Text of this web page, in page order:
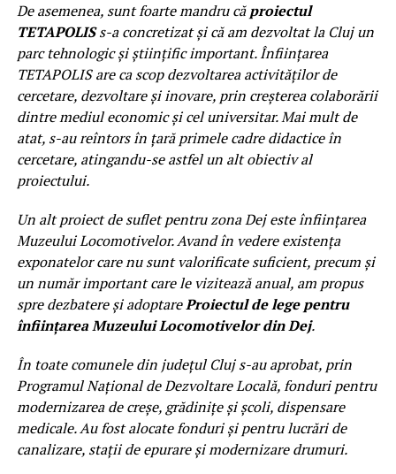
De asemenea, sunt foarte mandru căproiectul
TETAPOLISs-a concretizat și că am dezvoltat la Cluj un
parc tehnologic și științific important. Înfiinţarea
TETAPOLIS are ca scop dezvoltarea activităţilor de
cercetare, dezvoltare şi inovare, prin creșterea colaborării
dintre mediul economic și cel universitar. Mai mult de
atat, s-au reîntors în țară primele cadre didactice în
cercetare, atingandu-se astfel un alt obiectiv al
proiectului.
Un alt proiect de suflet pentru zona Dej este înființarea
Muzeului Locomotivelor. Avand în vedere existența
exponatelor care nu sunt valorificate suficient, precum și
un număr important care le vizitează anual, am propus
spre dezbatere şi adoptareProiectul de lege pentru
înfiinţarea Muzeului Locomotivelor din Dej.
În toate comunele din județul Cluj s-au aprobat, prin
Programul Național de Dezvoltare Locală, fonduri pentru
modernizarea de creșe, grădinițe și școli, dispensare
medicale. Au fost alocate fonduri și pentru lucrări de
canalizare, stații de epurare și modernizare drumuri.